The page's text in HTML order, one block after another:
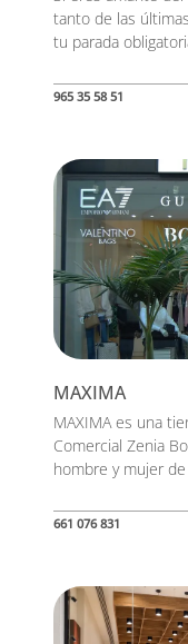
tanto de las
tu parada
965 35 58 51
MAXIMA
MAXIMA es una
Comercial Zenia
hombre y mujer
661 076 831